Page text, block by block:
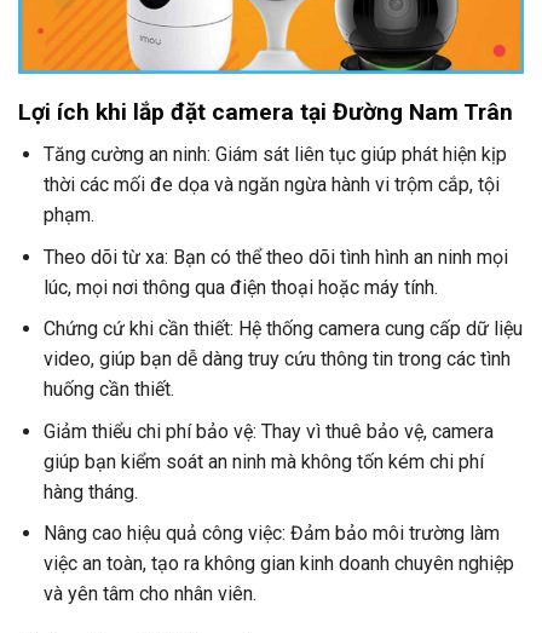
Lợi ích khi lắp đặt camera tại Đường Nam Trân
Tăng cường an ninh: Giám sát liên tục giúp phát hiện kịp
thời các mối đe dọa và ngăn ngừa hành vi trộm cắp, tội
phạm.
Theo dõi từ xa: Bạn có thể theo dõi tình hình an ninh mọi
lúc, mọi nơi thông qua điện thoại hoặc máy tính.
Chứng cứ khi cần thiết: Hệ thống camera cung cấp dữ liệu
video, giúp bạn dễ dàng truy cứu thông tin trong các tình
huống cần thiết.
Giảm thiểu chi phí bảo vệ: Thay vì thuê bảo vệ, camera
giúp bạn kiểm soát an ninh mà không tốn kém chi phí
hàng tháng.
Nâng cao hiệu quả công việc: Đảm bảo môi trường làm
việc an toàn, tạo ra không gian kinh doanh chuyên nghiệp
và yên tâm cho nhân viên.